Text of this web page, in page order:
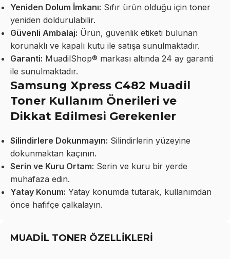
Yeniden Dolum İmkanı: Sıfır ürün olduğu için toner
yeniden doldurulabilir.
Güvenli Ambalaj: Ürün, güvenlik etiketi bulunan
korunaklı ve kapalı kutu ile satışa sunulmaktadır.
Garanti: MuadilShop® markası altında 24 ay garanti
ile sunulmaktadır.
Samsung Xpress C482 Muadil
Toner Kullanım Önerileri ve
Dikkat Edilmesi Gerekenler
Silindirlere Dokunmayın: Silindirlerin yüzeyine
dokunmaktan kaçının.
Serin ve Kuru Ortam: Serin ve kuru bir yerde
muhafaza edin.
Yatay Konum: Yatay konumda tutarak, kullanımdan
önce hafifçe çalkalayın.
MUADİL TONER ÖZELLİKLERİ